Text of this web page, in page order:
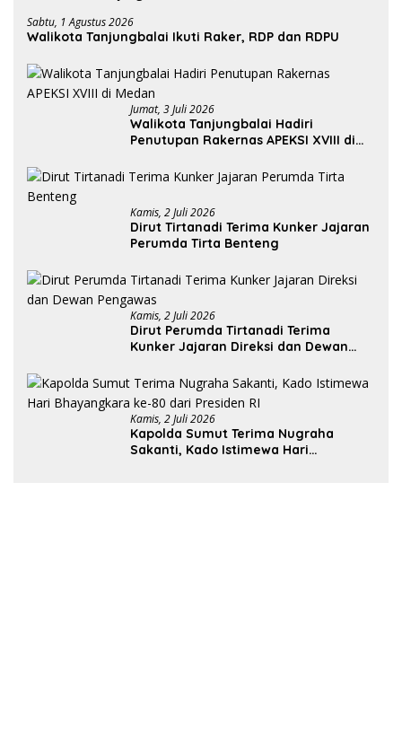
Sabtu, 1 Agustus 2026
Walikota Tanjungbalai Ikuti Raker, RDP dan RDPU
Jumat, 3 Juli 2026
Walikota Tanjungbalai Hadiri
Penutupan Rakernas APEKSI XVIII di
Kamis, 2 Juli 2026
Dirut Tirtanadi Terima Kunker Jajaran
Perumda Tirta Benteng
Kamis, 2 Juli 2026
Dirut Perumda Tirtanadi Terima
Kunker Jajaran Direksi dan Dewan
Kamis, 2 Juli 2026
Kapolda Sumut Terima Nugraha
Sakanti, Kado Istimewa Hari